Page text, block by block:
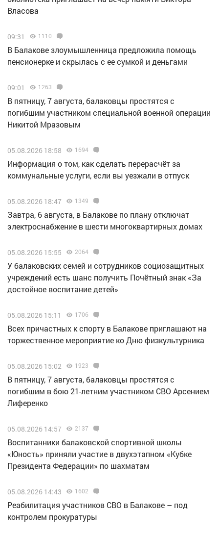
Власова
09:31 1110
В Балакове злоумышленница предложила помощь
пенсионерке и скрылась с ее сумкой и деньгами
09:01 1263
В пятницу, 7 августа, балаковцы простятся с
погибшим участником специальной военной операции
Никитой Мразовым
05.08.2026 18:58 1694
Информация о том, как сделать перерасчёт за
коммунальные услуги, если вы уезжали в отпуск
05.08.2026 18:47 1349
Завтра, 6 августа, в Балакове по плану отключат
электроснабжение в шести многоквартирных домах
05.08.2026 15:55 2064
У балаковских семей и сотрудников социозащитных
учреждений есть шанс получить Почётный знак «За
достойное воспитание детей»
05.08.2026 15:11 1706
Всех причастных к спорту в Балакове приглашают на
торжественное мероприятие ко Дню физкультурника
05.08.2026 15:02 1923
В пятницу, 7 августа, балаковцы простятся с
погибшим в бою 21-летним участником СВО Арсением
Лиференко
05.08.2026 14:57 2137
Воспитанники балаковской спортивной школы
«Юность» приняли участие в двухэтапном «Кубке
Президента Федерации» по шахматам
05.08.2026 14:43 1602
Реабилитация участников СВО в Балакове – под
контролем прокуратуры